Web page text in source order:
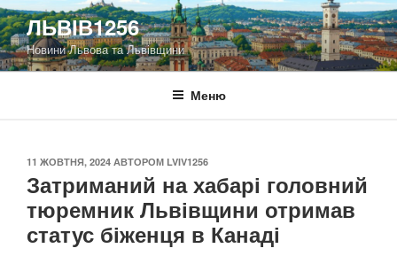
Перейти
до
вмісту
ЛЬВІВ1256
Новини Львова та Львівщини
Меню
ОПУБЛІКОВАНО
11 ЖОВТНЯ, 2024 АВТОРОМ LVIV1256
Затриманий на хабарі головний
тюремник Львівщини отримав
статус біженця в Канаді